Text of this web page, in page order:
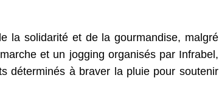
la solidarité et de la gourmandise, malgré
et un jogging organisés par Infrabel,
déterminés à braver la pluie pour soutenir